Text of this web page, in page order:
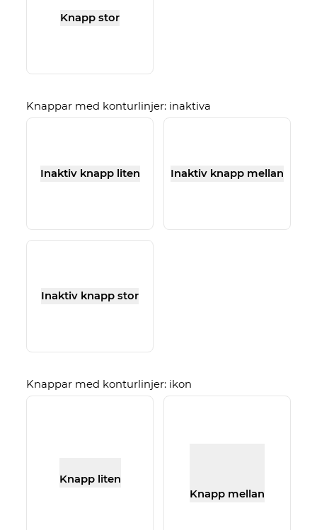
Knapp stor
Knappar med konturlinjer: inaktiva
Inaktiv knapp liten Inaktiv knapp mellan
Inaktiv knapp stor
Knappar med konturlinjer: ikon
Knapp liten
Knapp mellan